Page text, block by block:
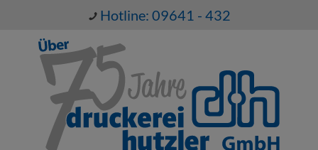
Hotline: 09641 - 432